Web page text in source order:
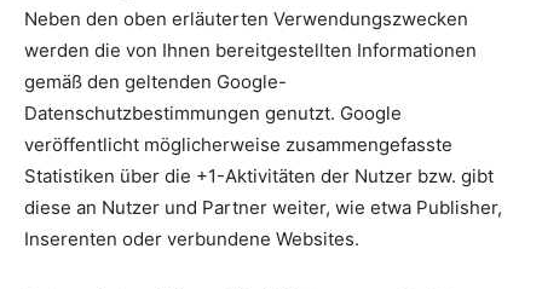
Neben den oben erläuterten Verwendungszwecken
werden die von Ihnen bereitgestellten Informationen
gemäß den geltenden Google-
Datenschutzbestimmungen genutzt. Google
veröffentlicht möglicherweise zusammengefasste
Statistiken über die +1-Aktivitäten der Nutzer bzw. gibt
diese an Nutzer und Partner weiter, wie etwa Publisher,
Inserenten oder verbundene Websites.